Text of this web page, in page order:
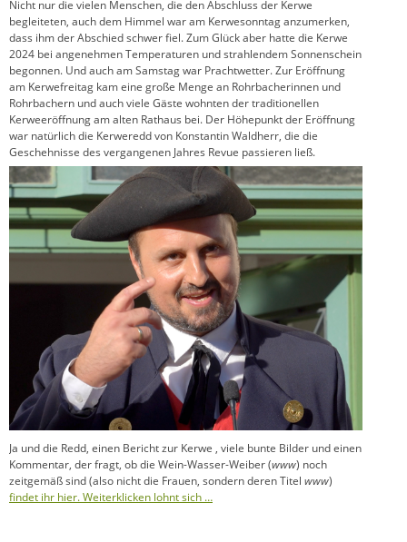
Nicht nur die vielen Menschen, die den Abschluss der Kerwe
begleiteten, auch dem Himmel war am Kerwesonntag anzumerken,
dass ihm der Abschied schwer fiel. Zum Glück aber hatte die Kerwe
2024 bei angenehmen Temperaturen und strahlendem Sonnenschein
begonnen. Und auch am Samstag war Prachtwetter. Zur Eröffnung
am Kerwefreitag kam eine große Menge an Rohrbacherinnen und
Rohrbachern und auch viele Gäste wohnten der traditionellen
Kerweeröffnung am alten Rathaus bei. Der Höhepunkt der Eröffnung
war natürlich die Kerweredd von Konstantin Waldherr, die die
Geschehnisse des vergangenen Jahres Revue passieren ließ.
Ja und die Redd, einen Bericht zur Kerwe , viele bunte Bilder und einen
Kommentar, der fragt, ob die Wein-Wasser-Weiber (www) noch
zeitgemäß sind (also nicht die Frauen, sondern deren Titel www)
findet ihr hier. Weiterklicken lohnt sich …